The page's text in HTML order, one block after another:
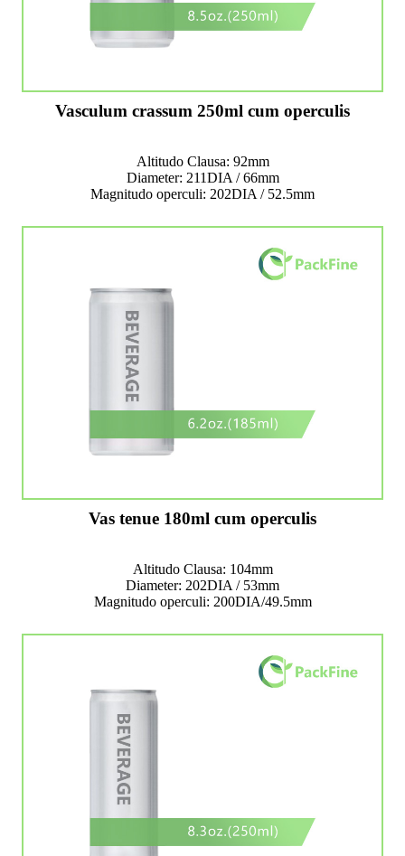
Vasculum crassum 250ml cum operculis
Altitudo Clausa: 92mm
Diameter: 211DIA / 66mm
Magnitudo operculi: 202DIA / 52.5mm
Vas tenue 180ml cum operculis
Altitudo Clausa: 104mm
Diameter: 202DIA / 53mm
Magnitudo operculi: 200DIA/49.5mm